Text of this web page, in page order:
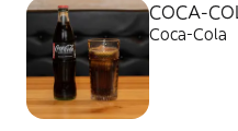
COCA-
Coca-Cola